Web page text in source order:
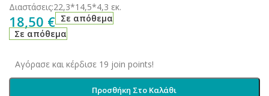
Διαστάσεις:22,3*14,5*4,3 εκ.
18,50 € Σε απόθεμα
Σε απόθεμα
Αγόρασε και κέρδισε 19 join points!
Προσθήκη Στο Καλάθι